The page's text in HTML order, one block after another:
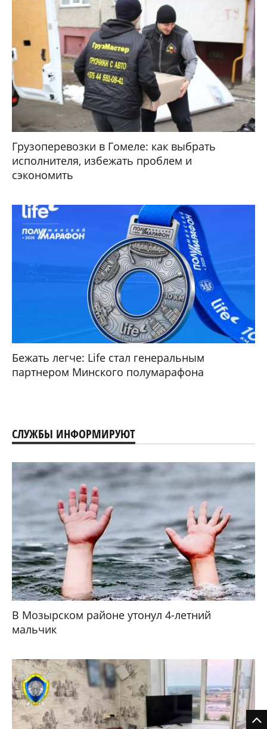
Грузоперевозки в Гомеле: как выбрать
исполнителя, избежать проблем и
сэкономить
Бежать легче: Life стал генеральным
партнером Минского полумарафона
СЛУЖБЫ ИНФОРМИРУЮТ
В Мозырском районе утонул 4-летний
мальчик